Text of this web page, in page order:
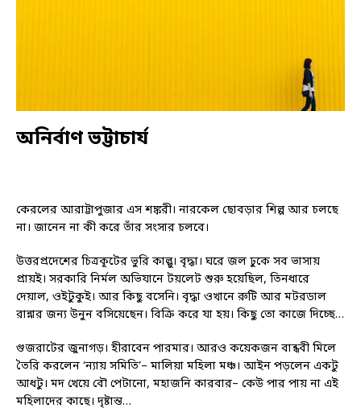
অনির্বাণ ভট্টাচার্য
কেরলের আরাট্টাপুজার এস শঙ্করী। নারকেল ছোবড়ার শিল্প আর চলছে
না। জানেন না কী করে তাঁর সংসার চলবে।
উত্তরপ্রদেশের চিত্রকূটের ভুরি কাল্লু। বৃদ্ধা। ঘরে জল ঢুকে সব ভাসায়
প্রায়ই। সরকারি নির্মল অভিযানে টয়লেট শুরু হয়েছিল, তিনধারে
দেয়াল, ওইটুকুই। আর কিছু বসেনি। বৃদ্ধা ওখানে রুটি আর মটরডাল
রান্নার জন্য উনুন বসিয়েছেন। বিক্রি করে যা হয়। কিছু তো কাজে দিচ্ছে…
গুজরাটের জুনাগড়। হীরাবেন পারমার। আরও কয়েকজন বান্ধবী মিলে
তৈরি করলেন ‘ন্যায় সমিতি’– মালিয়া মহিলা মঞ্চ। আইন পড়লেন একটু
আধটু। মদ খেয়ে বৌ পেটানো, মহাজনি কারবার– কেউ পার পায় না এই
মহিলাদের কাছে। দৃষ্টান্ত…